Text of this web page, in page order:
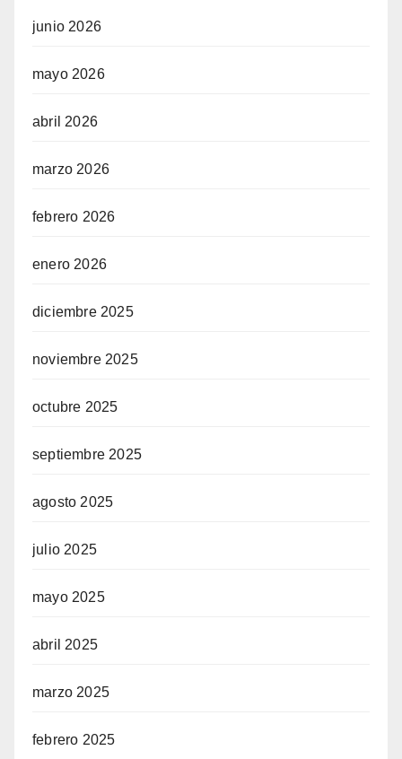
junio 2026
mayo 2026
abril 2026
marzo 2026
febrero 2026
enero 2026
diciembre 2025
noviembre 2025
octubre 2025
septiembre 2025
agosto 2025
julio 2025
mayo 2025
abril 2025
marzo 2025
febrero 2025